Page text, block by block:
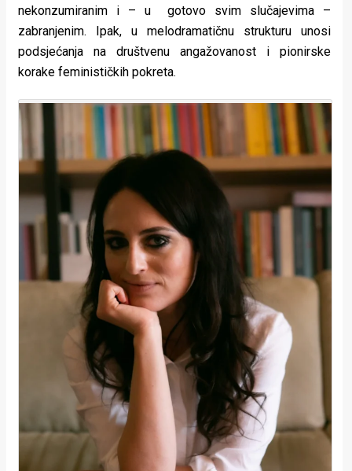
nekonzumiranim i – u gotovo svim slučajevima –
zabranjenim. Ipak, u melodramatičnu strukturu unosi
podsjećanja na društvenu angažovanost i pionirske
korake feminističkih pokreta.